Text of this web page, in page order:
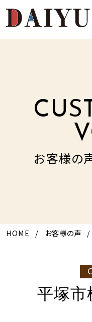
お客様の
HOME お客様の声
平塚市